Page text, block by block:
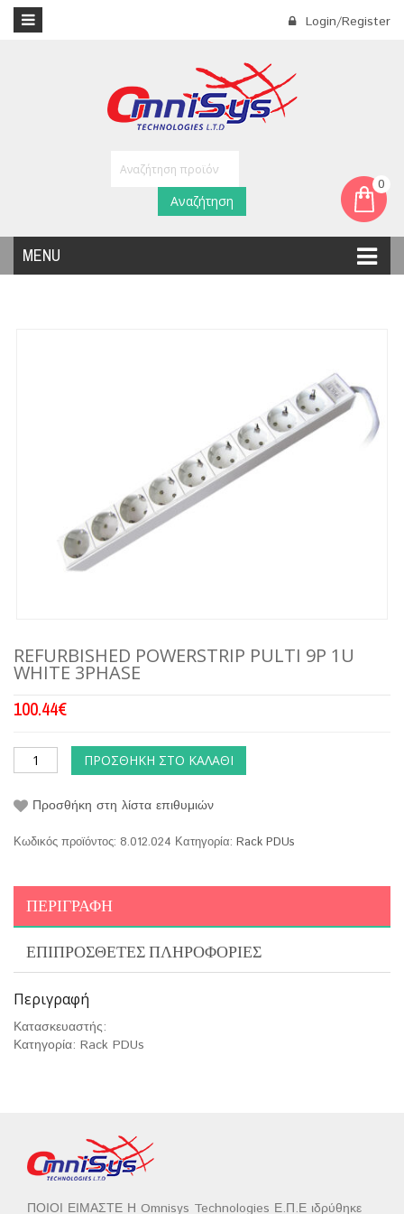
Login/Register
0
MENU
Αναζήτηση
REFURBISHED POWERSTRIP PULTI 9P 1U
WHITE 3PHASE
100.44€
ΠΡΟΣΘΉΚΗ ΣΤΟ ΚΑΛΆΘΙ
Προσθήκη στη λίστα επιθυμιών
Κωδικός προϊόντος: 8.012.024 Κατηγορία: Rack PDUs
ΠΕΡΙΓΡΑΦΉ
ΕΠΙΠΡΌΣΘΕΤΕΣ ΠΛΗΡΟΦΟΡΊΕΣ
Περιγραφή
Κατασκευαστής:
Κατηγορία: Rack PDUs
ΠΟΙΟΙ ΕΙΜΑΣΤΕ Η Omnisys Technologies Ε.Π.Ε ιδρύθηκε